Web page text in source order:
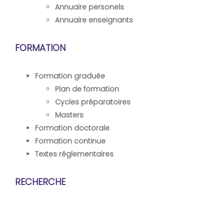
Annuaire personels
Annuaire enseignants
FORMATION
Formation graduée
Plan de formation
Cycles préparatoires
Masters
Formation doctorale
Formation continue
Textes réglementaires
RECHERCHE